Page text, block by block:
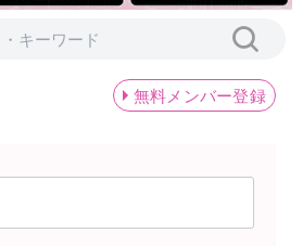
無料メンバー登録